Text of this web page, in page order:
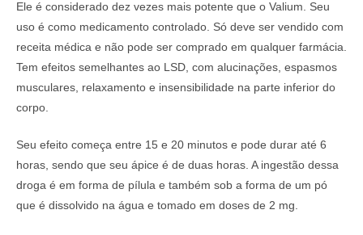
Ele é considerado dez vezes mais potente que o Valium. Seu
uso é como medicamento controlado. Só deve ser vendido com
receita médica e não pode ser comprado em qualquer farmácia.
Tem efeitos semelhantes ao LSD, com alucinações, espasmos
musculares, relaxamento e insensibilidade na parte inferior do
corpo.
Seu efeito começa entre 15 e 20 minutos e pode durar até 6
horas, sendo que seu ápice é de duas horas. A ingestão dessa
droga é em forma de pílula e também sob a forma de um pó
que é dissolvido na água e tomado em doses de 2 mg.